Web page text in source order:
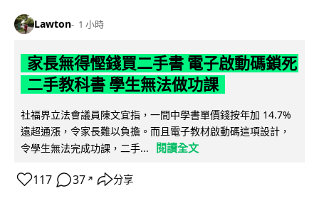
Lawton 1 小時
家長無得慳錢買二手書 電子啟動碼鎖死
二手教科書 學生無法做功課
社福界立法會議員陳文宜指，一間中學書單價錢按年加 14.7%
遠超通漲，令家長難以負擔。而且電子教材啟動碼這項設計，
令學生無法完成功課，二手...
閱讀全文
117 37 ↗ 分享